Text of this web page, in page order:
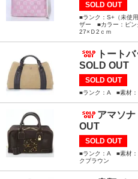
SOLD OUT
■ランク：S+（未使
ザー ■カラー：ピン
27×Ｄ2ｃｍ
トート
SOLD OUT
SOLD OUT
■ランク：A ■素材
アマソ
OUT
SOLD OUT
■ランク：A ■素材
クブラウン